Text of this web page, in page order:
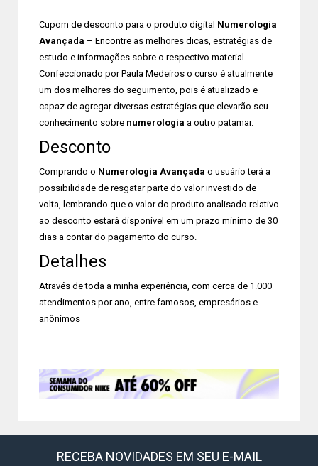
Cupom de desconto para o produto digital Numerologia
Avançada – Encontre as melhores dicas, estratégias de
estudo e informações sobre o respectivo material.
Confeccionado por Paula Medeiros o curso é atualmente
um dos melhores do seguimento, pois é atualizado e
capaz de agregar diversas estratégias que elevarão seu
conhecimento sobre numerologia a outro patamar.
Desconto
Comprando o Numerologia Avançada o usuário terá a
possibilidade de resgatar parte do valor investido de
volta, lembrando que o valor do produto analisado relativo
ao desconto estará disponível em um prazo mínimo de 30
dias a contar do pagamento do curso.
Detalhes
Através de toda a minha experiência, com cerca de 1.000
atendimentos por ano, entre famosos, empresários e
anônimos
RECEBA NOVIDADES EM SEU E-MAIL